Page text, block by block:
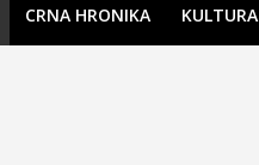
CRNA HRONIKA KULTURA